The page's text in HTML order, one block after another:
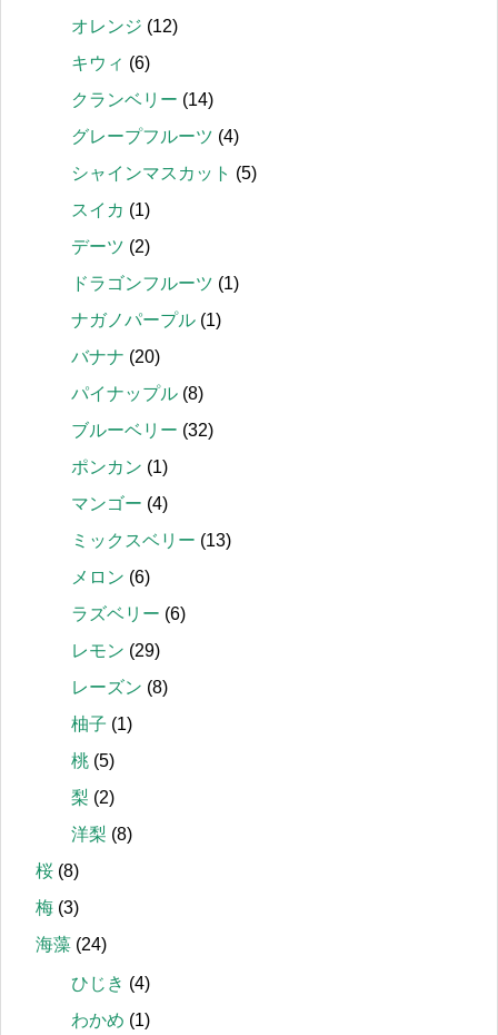
オレンジ (12)
キウィ (6)
クランベリー (14)
グレープフルーツ (4)
シャインマスカット (5)
スイカ (1)
デーツ (2)
ドラゴンフルーツ (1)
ナガノパープル (1)
バナナ (20)
パイナップル (8)
ブルーベリー (32)
ポンカン (1)
マンゴー (4)
ミックスベリー (13)
メロン (6)
ラズベリー (6)
レモン (29)
レーズン (8)
柚子 (1)
桃 (5)
梨 (2)
洋梨 (8)
桜 (8)
梅 (3)
海藻 (24)
ひじき (4)
わかめ (1)